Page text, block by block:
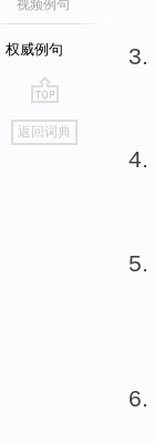
视频例句
权威例句
go
top
返回词典